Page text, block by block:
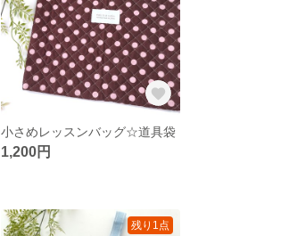
小さめレッスンバッグ☆道具袋
1,200円
残り1点